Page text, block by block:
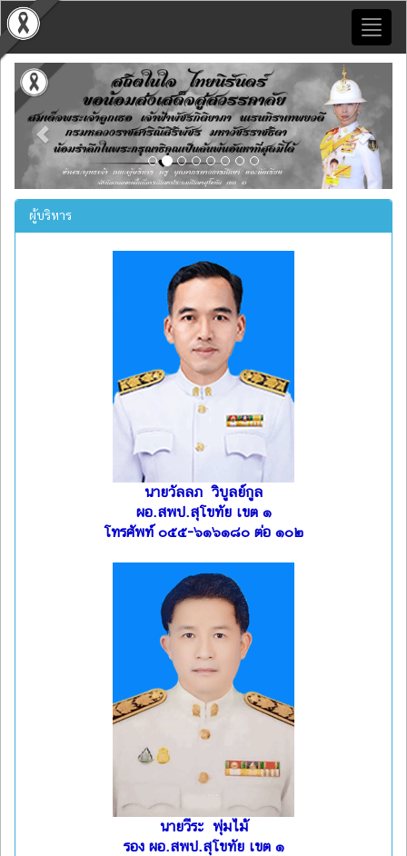
Previous
ผู้บริหาร
นายวัลลภ วิบูลย์กูล
ผอ.สพป.สุโขทัย เขต ๑
โทรศัพท์ ๐๕๕-๖๑๖๑๘๐ ต่อ ๑๐๒
นายวีระ พุ่มไม้
รอง ผอ.สพป.สุโขทัย เขต ๑